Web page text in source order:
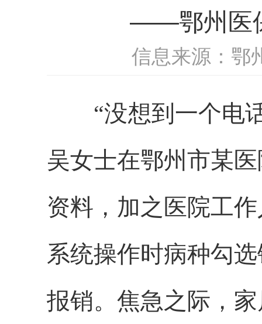
——鄂州医
信息来源：鄂
“没想到一个电
吴女士在鄂州市某
资料，加之医院工
系统操作时病种勾
报销。焦急之际，